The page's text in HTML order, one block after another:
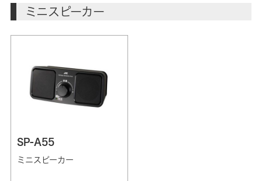
ミニスピーカー
SP-A55
ミニスピーカー